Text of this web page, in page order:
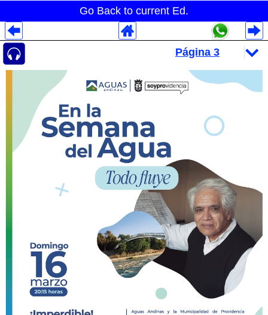
Go Back to current Ed.
Despliegues Analytics
Despliegues Totales
Despliegues por Rubros